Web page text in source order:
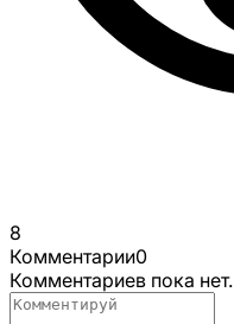
8
Комментарии0
Комментариев пока нет.